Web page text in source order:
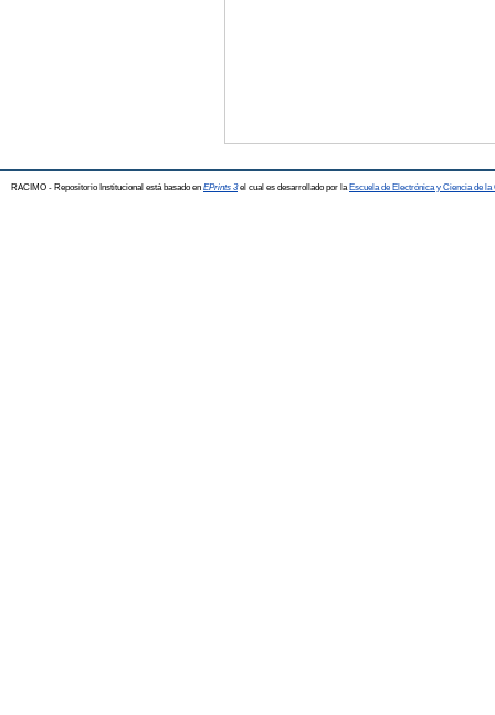
RACIMO - Repositorio Institucional está basado en EPrints 3el cual es desarrollado por la Escuela de Electrónica y Ciencia de la